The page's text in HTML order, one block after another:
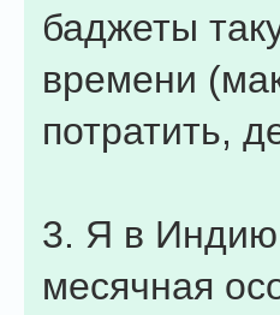
баджеты
времени
потратить,
3. Я в Индию
месячная